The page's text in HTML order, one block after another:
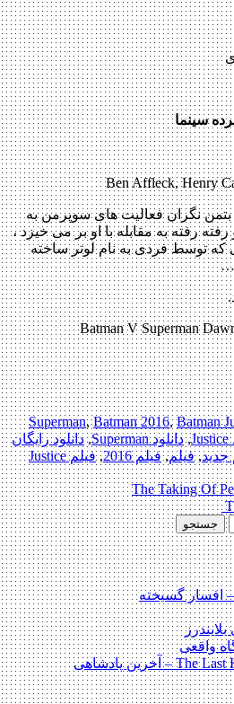
سینما
نگران فعالیت های سوپرمن به
رفته به مقابله با او بر می خیزد ،
که توسط فردی به نام لوتر ساخته
,Batman 2016 ,Batman
,دانلود Superman ,دانلود رایگان
,فیلم,فیلم 2016 ,فیلم Justice